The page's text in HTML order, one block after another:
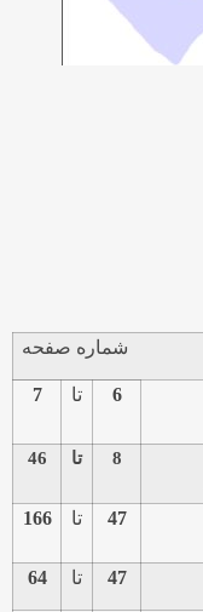
شماره صفحه
6 تا 7
8 تا 46
47 تا 166
47 تا 64